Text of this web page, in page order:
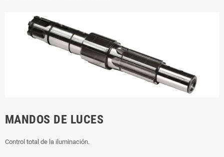
MANDOS DE LUCES
Control total de la iluminación.